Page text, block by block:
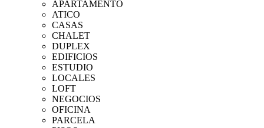
APARTAMENTO
ATICO
CASAS
CHALET
DUPLEX
EDIFICIOS
ESTUDIO
LOCALES
LOFT
NEGOCIOS
OFICINA
PARCELA